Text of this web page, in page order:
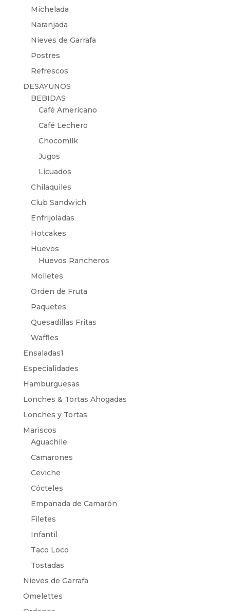
Michelada
Naranjada
Nieves de Garrafa
Postres
Refrescos
DESAYUNOS
BEBIDAS
Café Americano
Café Lechero
Chocomilk
Jugos
Licuados
Chilaquiles
Club Sandwich
Enfrijoladas
Hotcakes
Huevos
Huevos Rancheros
Molletes
Orden de Fruta
Paquetes
Quesadillas Fritas
Waffles
Ensaladas1
Especialidades
Hamburguesas
Lonches & Tortas Ahogadas
Lonches y Tortas
Mariscos
Aguachile
Camarones
Ceviche
Cócteles
Empanada de Camarón
Filetes
Infantil
Taco Loco
Tostadas
Nieves de Garrafa
Omelettes